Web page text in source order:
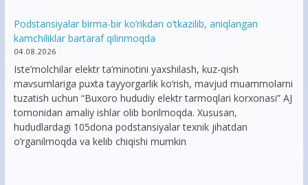
Podstansiyalar birma-bir ko’rikdan o’tkazilib, aniqlangan
kamchiliklar bartaraf qilinmoqda
04.08.2026
Iste’molchilar elektr ta’minotini yaxshilash, kuz-qish
mavsumlariga puxta tayyorgarlik ko‘rish, mavjud muammolarni
tuzatish uchun “Buxoro hududiy elektr tarmoqlari korxonasi” AJ
tomonidan amaliy ishlar olib borilmoqda. Xususan,
hududlardagi 105dona podstansiyalar texnik jihatdan
o’rganilmoqda va kelib chiqishi mumkin